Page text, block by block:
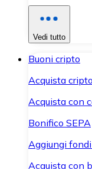
Vedi tutto
Buoni cripto
Acquista
Acquista con
Bonifico SEPA
Aggiungi
Acquista con